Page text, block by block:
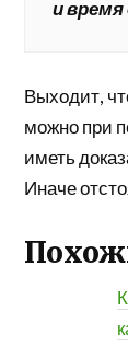
и
Выходит,
можно при
иметь
Иначе